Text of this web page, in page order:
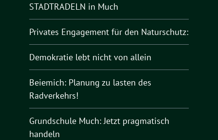
STADTRADELN in Much
Privates Engagement für den Naturschutz:
Demokratie lebt nicht von allein
Beiemich: Planung zu lasten des
Radverkehrs!
Grundschule Much: Jetzt pragmatisch
handeln